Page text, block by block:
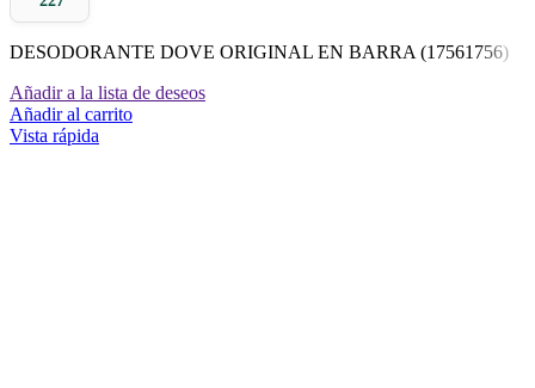
DESODORANTE DOVE ORIGINAL EN BARRA (17561756)
Añadir a la lista de deseos
Añadir al carrito
Vista rápida